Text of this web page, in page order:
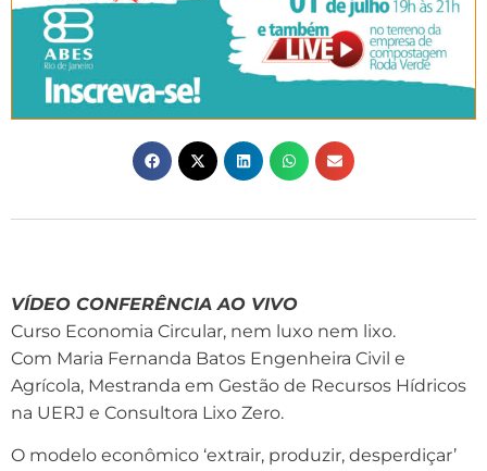
VÍDEO CONFERÊNCIA AO VIVO
Curso Economia Circular, nem luxo nem lixo.
Com Maria Fernanda Batos Engenheira Civil e
Agrícola, Mestranda em Gestão de Recursos Hídricos
na UERJ e Consultora Lixo Zero.
O modelo econômico ‘extrair, produzir, desperdiçar’